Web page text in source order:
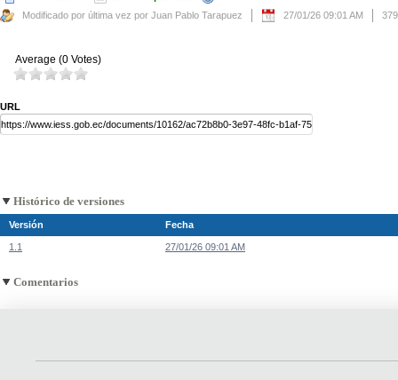
Modificado por última vez por Juan Pablo Tarapuez
27/01/26 09:01 AM
Average (0 Votes)
URL
Histórico de versiones
Versión Fecha
1.1 27/01/26 09:01 AM
Comentarios